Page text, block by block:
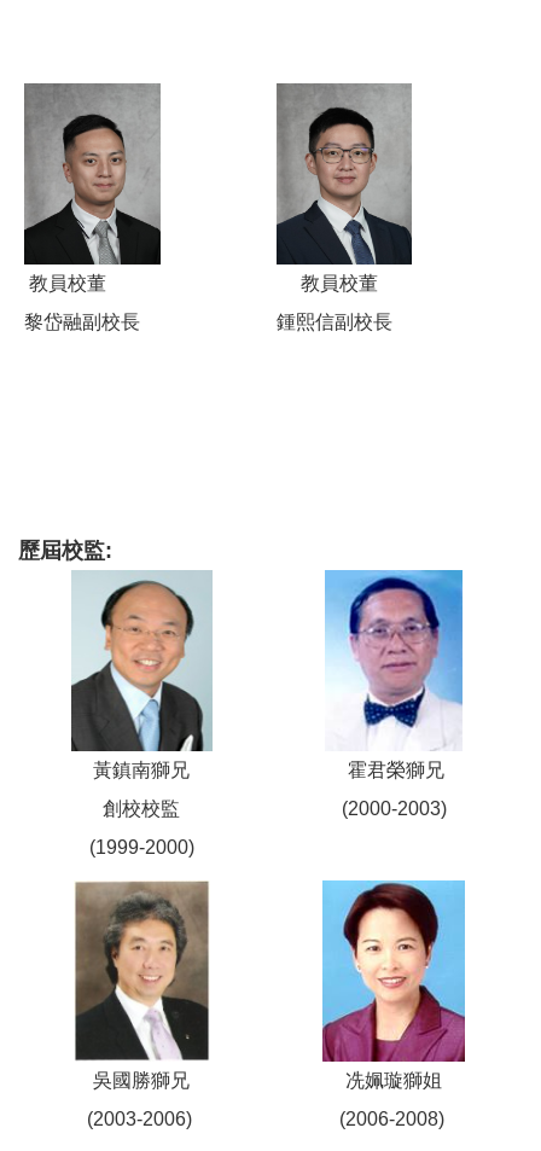
教員校董
黎岱融副校長
教員校董
鍾熙信副校長
歷屆校監:
黃鎮南獅兄
創校校監
(1999-2000)
霍君榮獅兄
(2000-2003)
吳國勝獅兄
(2003-2006)
冼姵璇獅姐
(2006-2008)